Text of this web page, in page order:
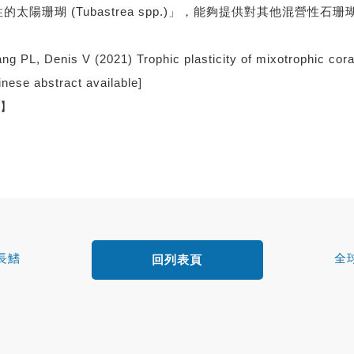
太陽珊瑚 (Tubastrea spp.)」，能夠提供對其他混營性石珊
PL, Denis V (2021) Trophic plasticity of mixotrophic
abstract available]
鰭
全
回列表頁